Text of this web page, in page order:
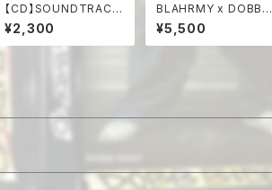
【CD】SOUNDTRACK
TO THE DOBBBIDE
O
¥2,300
BLAHRMY x DOBB D
EEP Collabo Tee
¥5,500